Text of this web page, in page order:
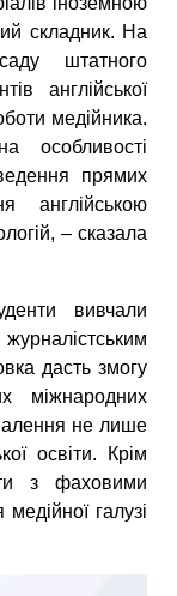
складник. На
штатного
англійської
медійника.
особливості
прямих
англійською
– сказала
вивчали
дасть змогу
міжнародних
не лише
освіти. Крім
з фаховими
галузі